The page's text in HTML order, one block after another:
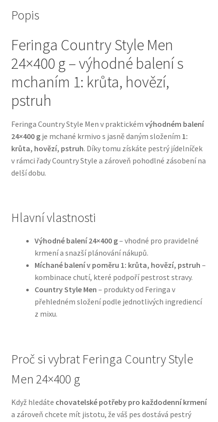
Bozita pro psy — Švédské krmivo s nordickou kvalitou
Brit pro psy
Granule pro psy
Natural Trainer pro psy — Italské krmivo s
Happy Dog — Německá kvalita a přirozené složení
Hill’s pro psy
Konzervy a kapsičky pro psy
N&D Farmina pro psy — Italské holistic krmivo
Oblečky pro psy
Pamlsky pro psy
Purizon pro psy — Vysoký obsah masa, bez obilovin
Popis
Feringa Country Style Men
24×400 g – výhodné balení s
mchaním 1: krůta, hovězí,
pstruh
Feringa Country Style Men v praktickém výhodném balení
24×400 gje mchané krmivo s jasně daným složením 1:
krůta, hovězí, pstruh. Díky tomu získáte pestrý jídelníček
v rámci řady Country Style a zároveň pohodlné zásobení na
delší dobu.
Hlavní vlastnosti
Výhodné balení 24×400 g– vhodné pro pravidelné
krmení a snazší plánování nákupů.
Míchané balení v poměru 1: krůta, hovězí, pstruh –
kombinace chutí, které podpoří pestrost stravy.
Country Style Men – produkty od Feringa v
přehledném složení podle jednotlivých ingrediencí
z mixu.
Proč si vybrat Feringa Country Style
Men 24×400 g
Když hledáte chovatelské potřeby pro každodenní krmení
a zároveň chcete mít jistotu, že váš pes dostává pestrý